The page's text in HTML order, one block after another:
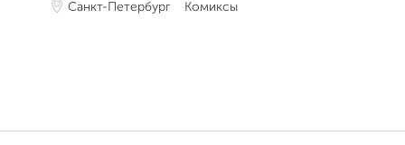
Санкт-Петербург Комиксы